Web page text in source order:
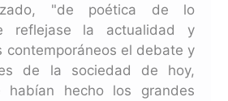
"de poética de lo
reflejase la actualidad y
contemporáneos el debate y
de la sociedad de hoy,
habían hecho los grandes